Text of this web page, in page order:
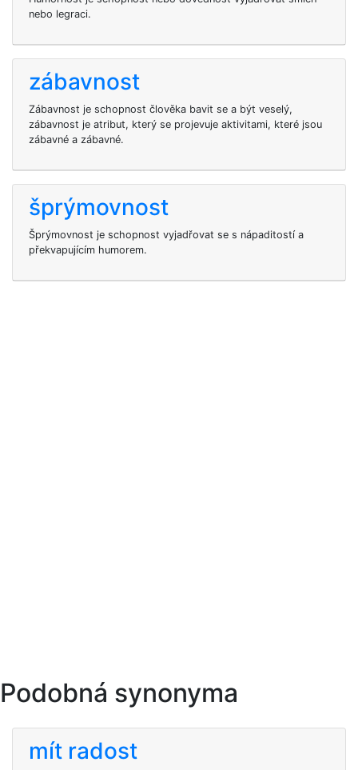
nebo legraci.
zábavnost
Zábavnost je schopnost člověka bavit se a být veselý,
zábavnost je atribut, který se projevuje aktivitami, které jsou
zábavné a zábavné.
šprýmovnost
Šprýmovnost je schopnost vyjadřovat se s nápaditostí a
překvapujícím humorem.
Podobná synonyma
mít radost